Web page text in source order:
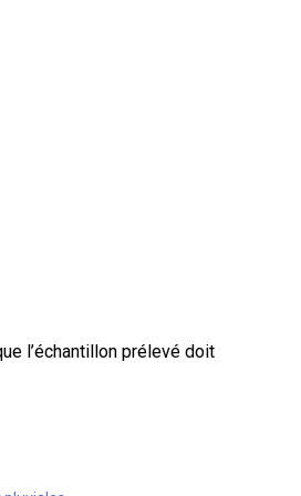
l’échantillon pré­levé doit